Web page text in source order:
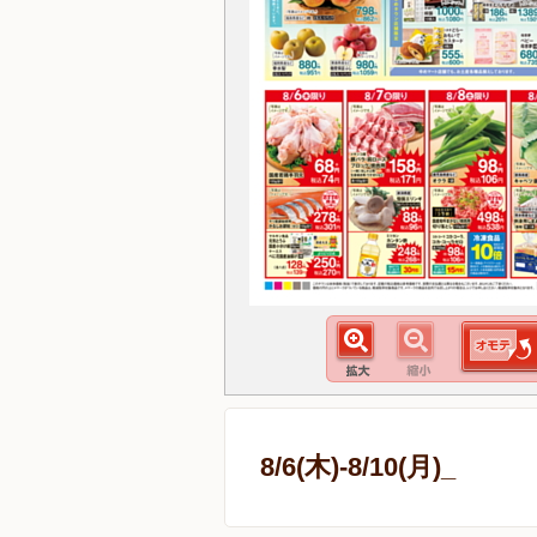
8/6(木)-8/10(月)_